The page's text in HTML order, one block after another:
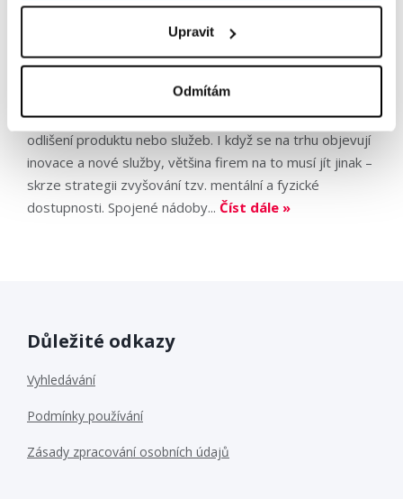
Upravit
Odmítám
značek v digitálním prostředí
Hana Fialová Strategie 26. 2. 2020
Konkurence mezi značkami už dávno nespočívá jen v
odlišení produktu nebo služeb. I když se na trhu objevují
inovace a nové služby, většina firem na to musí jít jinak –
skrze strategii zvyšování tzv. mentální a fyzické
dostupnosti. Spojené nádoby... Číst dále »
Důležité odkazy
Vyhledávání
Podmínky používání
Zásady zpracování osobních údajů